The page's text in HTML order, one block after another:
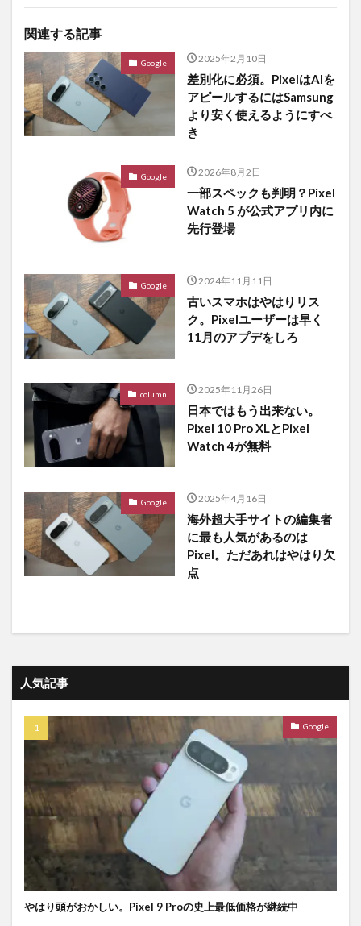
関連する記事
Google 2025年2月10日
差別化に必須。PixelはAIを
アピールするにはSamsung
より安く使えるようにすべ
き
Google 2026年8月2日
一部スペックも判明？Pixel
Watch 5 が公式アプリ内に
先行登場
Google 2024年11月11日
古いスマホはやはりリス
ク。Pixelユーザーは早く
11月のアプデをしろ
column 2025年11月26日
日本ではもう出来ない。
Pixel 10 Pro XLとPixel
Watch 4が無料
Google 2025年4月16日
海外超大手サイトの編集者
に最も人気があるのは
Pixel。ただあれはやはり欠
点
人気記事
Google
やはり頭がおかしい。Pixel 9 Proの史上最低価格が継続中